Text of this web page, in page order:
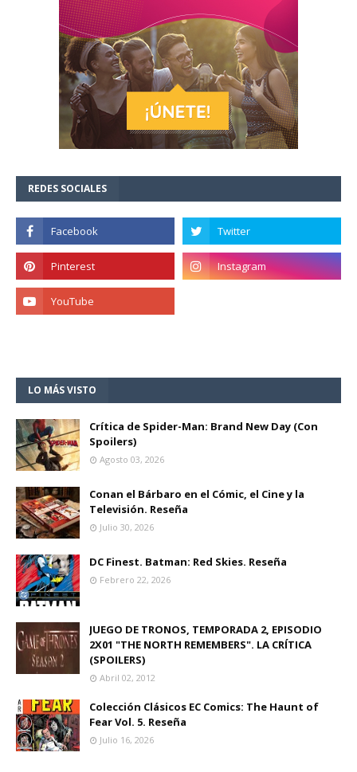
REDES SOCIALES
LO MÁS VISTO
Crítica de Spider-Man: Brand New Day (Con
Spoilers)
Agosto 03, 2026
Conan el Bárbaro en el Cómic, el Cine y la
Televisión. Reseña
Julio 30, 2026
DC Finest. Batman: Red Skies. Reseña
Febrero 22, 2026
JUEGO DE TRONOS, TEMPORADA 2, EPISODIO
2X01 "THE NORTH REMEMBERS". LA CRÍTICA
(SPOILERS)
Abril 02, 2012
Colección Clásicos EC Comics: The Haunt of
Fear Vol. 5. Reseña
Julio 16, 2026